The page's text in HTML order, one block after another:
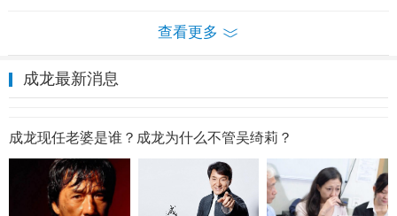
20世纪60年代，在戏曲班里，成龙每天清早五时起床练功，
到晚上12时止。
成龙在七小福时期的艺名是元楼，凭着一副身手，他们住在
做，幕后换装穿衣忙，幕前武打表演忙。
武师时期
20世纪70年代，成龙白天当武师，晚上回师父家睡觉。17岁
查看更多
成龙最新消息
成龙现任老婆是谁？成龙为什么不管吴绮莉？